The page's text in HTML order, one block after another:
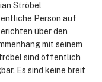
Ströbel
Person auf
über den
mit seinem
sind öffentlich
Es sind keine breit